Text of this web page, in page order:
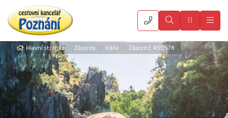
VyhledatMenu
Hlavní stránka Zájezdy Itálie Zájezd č. 450578